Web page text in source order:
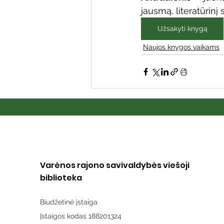
jausmą, literatūrinį
Užsakyti knygą
Naujos knygos vaikams
Varėnos rajono savivaldybės viešoji
biblioteka
Biudžetinė įstaiga
Įstaigos kodas 188201324